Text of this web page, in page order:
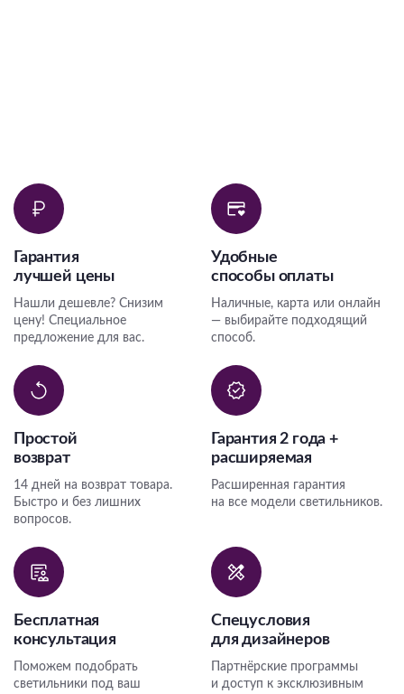
Гарантия
лучшей цены
Нашли дешевле? Снизим
цену! Специальное
предложение для вас.
Удобные
способы оплаты
Наличные, карта или онлайн
— выбирайте подходящий
способ.
Простой
возврат
14 дней на возврат товара.
Быстро и без лишних
вопросов.
Гарантия 2 года +
расширяемая
Расширенная гарантия
на все модели светильников.
Бесплатная
консультация
Поможем подобрать
светильники под ваш
Спецусловия
для дизайнеров
Партнёрские программы
и доступ к эксклюзивным